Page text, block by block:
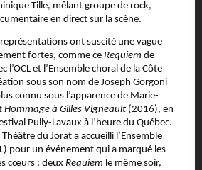
Tille, mêlant groupe de rock,
en direct sur la scène.
ont suscité une vague
fortes, comme ce Requiem de
l’OCL et l’Ensemble choral de la Côte
sous son nom de Joseph Gorgoni
connu sous l’apparence de Marie-
Hommage à Gilles Vigneault (2016), en
Pully-Lavaux à l’heure du Québec.
du Jorat a accueilli l’Ensemble
pour un événement qui a marqué les
cœurs : deux Requiem le même soir,